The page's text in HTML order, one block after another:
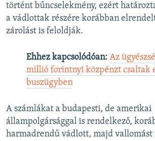
történt bűncselekmény, ezért
a vádlottak részére korábban
zárolást is feloldják.
Ehhez kapcsolódóan: Az
millió forintnyi közpénzt csaltak
buszügyben
A számlákat a budapesti, de amerikai
állampolgársággal is rendelkező,
harmadrendű vádlott, majd vallomást